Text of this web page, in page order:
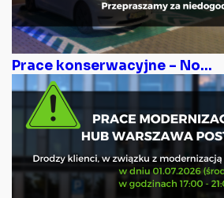
Prace konserwacyjne – No...